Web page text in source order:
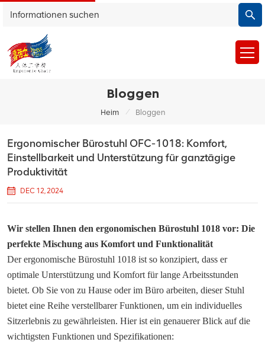
Bloggen
Heim / Bloggen
Ergonomischer Bürostuhl OFC-1018: Komfort,
Einstellbarkeit und Unterstützung für ganztägige
Produktivität
DEC 12, 2024
Wir stellen Ihnen den ergonomischen Bürostuhl 1018 vor: Die
perfekte Mischung aus Komfort und Funktionalität
Der ergonomische Bürostuhl 1018 ist so konzipiert, dass er
optimale Unterstützung und Komfort für lange Arbeitsstunden
bietet. Ob Sie von zu Hause oder im Büro arbeiten, dieser Stuhl
bietet eine Reihe verstellbarer Funktionen, um ein individuelles
Sitzerlebnis zu gewährleisten. Hier ist ein genauerer Blick auf die
wichtigsten Funktionen und Spezifikationen: